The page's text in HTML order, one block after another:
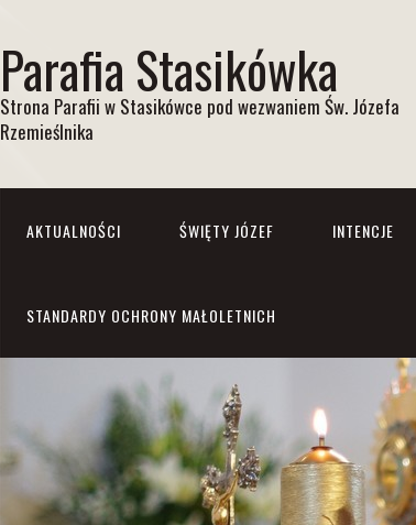
Parafia Stasikówka
Strona Parafii w Stasikówce pod wezwaniem Św. Józefa
Rzemieślnika
AKTUALNOŚCI ŚWIĘTY JÓZEF INTENCJE
STANDARDY OCHRONY MAŁOLETNICH